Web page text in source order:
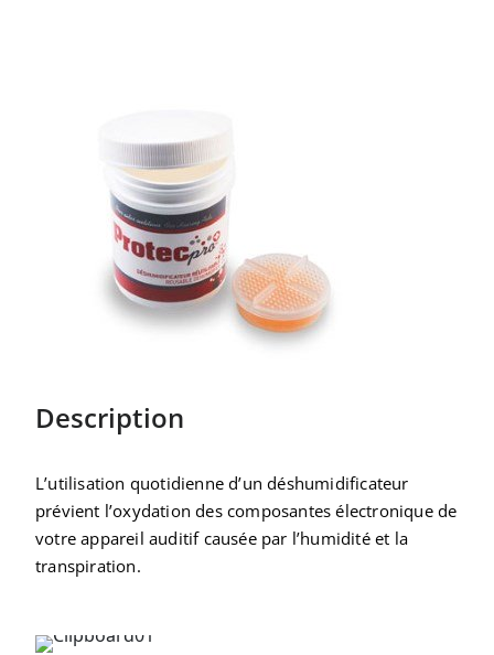
Description
L’utilisation quotidienne d’un déshumidificateur
prévient l’oxydation des composantes électronique de
votre appareil auditif causée par l’humidité et la
transpiration.